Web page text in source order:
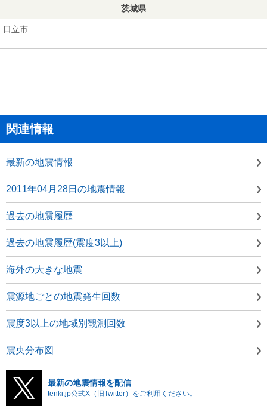
茨城県
日立市
関連情報
最新の地震情報
2011年04月28日の地震情報
過去の地震履歴
過去の地震履歴(震度3以上)
海外の大きな地震
震源地ごとの地震発生回数
震度3以上の地域別観測回数
震央分布図
最新の地震情報を配信
tenki.jp公式X（旧Twitter）をご利用ください。